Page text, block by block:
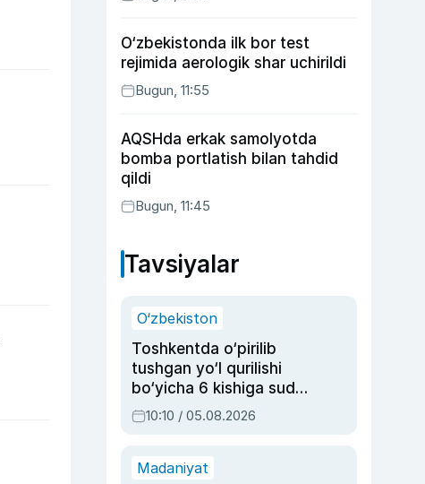
O‘zbekistonda ilk bor test
rejimida aerologik shar uchirildi
Bugun, 11:55
AQSHda erkak samolyotda
bomba portlatish bilan tahdid
qildi
Bugun, 11:45
Tavsiyalar
O‘zbekiston
Toshkentda o‘pirilib
tushgan yo‘l qurilishi
bo‘yicha 6 kishiga sud
hukmi o‘qildi
10:10 / 05.08.2026
Madaniyat